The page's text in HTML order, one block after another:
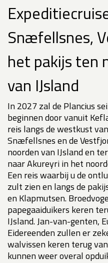
Snæfellsnes,
het pakijs ten
van IJsland
In 2027 zal de Plancius
beginnen door vanuit
reis langs de westkust
Snæfellsnes en de
noorden van IJsland en
naar Akureyri in het
Een reis waarbij u de
zult zien en langs de
en Klapmutsen.
papegaaiduikers keren
IJsland. Jan-van-genten,
Eidereenden zullen er
walvissen keren terug
kunnen weer overal